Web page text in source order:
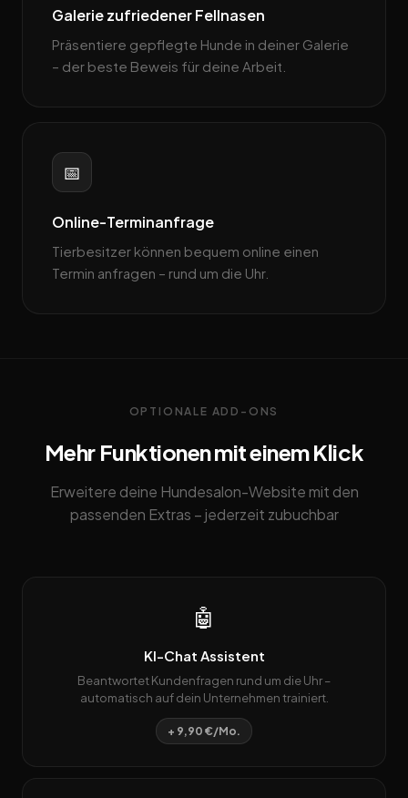
Galerie zufriedener Fellnasen
Präsentiere gepflegte Hunde in deiner Galerie
– der beste Beweis für deine Arbeit.
📅
Online-Terminanfrage
Tierbesitzer können bequem online einen
Termin anfragen – rund um die Uhr.
OPTIONALE ADD-ONS
Mehr Funktionen mit einem Klick
Erweitere deine Hundesalon-Website mit den
passenden Extras – jederzeit zubuchbar
🤖
KI-Chat Assistent
Beantwortet Kundenfragen rund um die Uhr –
automatisch auf dein Unternehmen trainiert.
+ 9,90 €/Mo.